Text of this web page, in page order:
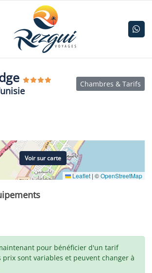
Chambres & Tarifs
Leaflet | ©OpenStreetMap
Voir sur carte
pour bénéficier d'un tarif
sont variables et peuvent changer à